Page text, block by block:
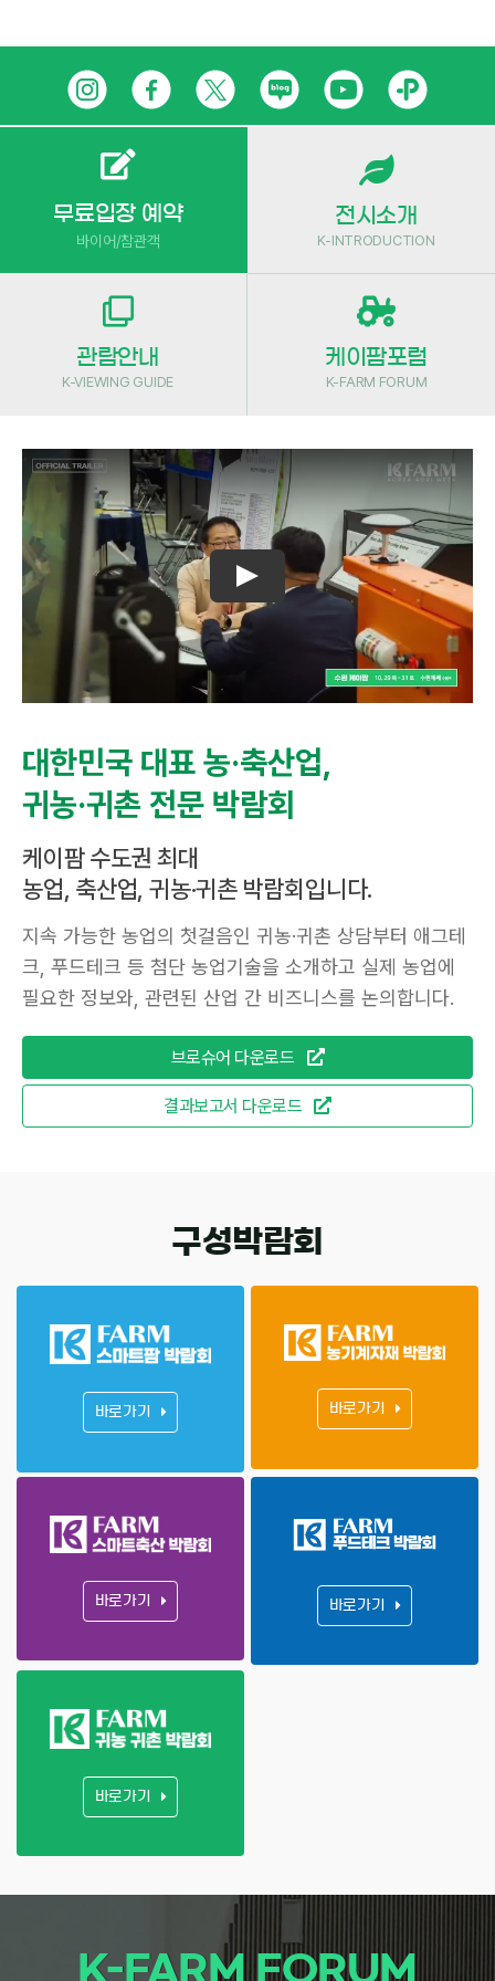
인
스
타
그
램
페
이
스
북
트
위
네
이
유
튜
브
카
카
오
톡
플
러
스
친
무료입장 예약
바이어/참관객
전시소개
K-INTRODUCTION
관람안내
K-VIEWING GUIDE
케이팜포럼
K-FARM FORUM
대한민국 대표 농·축산업,
귀농·귀촌 전문 박람회
케이팜 수도권 최대
농업, 축산업, 귀농·귀촌 박람회입니다.
지속 가능한 농업의 첫걸음인 귀농·귀촌 상담부터 애그테
크, 푸드테크 등 첨단 농업기술을 소개하고 실제 농업에
필요한 정보와, 관련된 산업 간 비즈니스를 논의합니다.
브로슈어 다운로드
결과보고서 다운로드
구성박람회
바로가기 바로가기
바로가기 바로가기
바로가기
K-FARM FORUM